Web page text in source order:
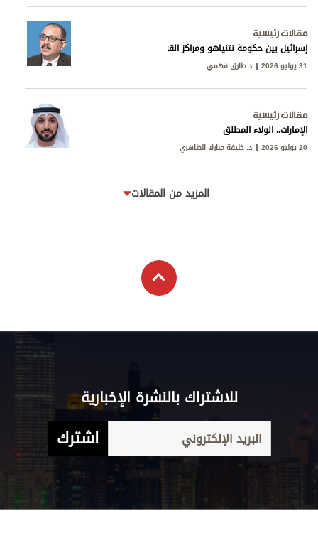
مقالات رئيسية
إسرائيل بين حكومة نتنياهو ومراكز القوى
31 يوليو 2026 د.طارق فهمي
مقالات رئيسية
الإمارات.. الولاء المطلق
20 يوليو 2026 د. خليفة مبارك الظاهري
المزيد من المقالات
للاشتراك بالنشرة الإخبارية
اشترك